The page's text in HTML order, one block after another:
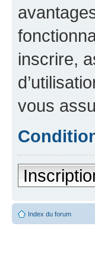
inscrire,
vous
Index du forum